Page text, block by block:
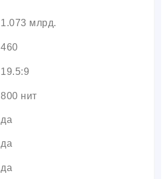
1.073 млрд.
460
19.5:9
800 нит
да
да
да